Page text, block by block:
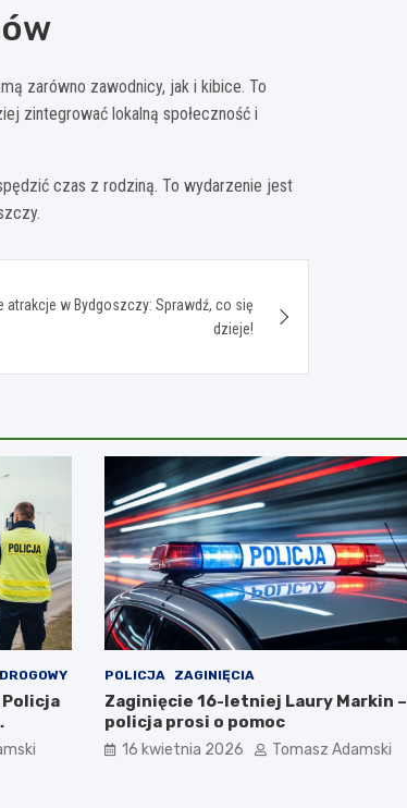
zarówno zawodnicy, jak i kibice. To
zintegrować lokalną społeczność i
czas z rodziną. To wydarzenie jest
atrakcje w Bydgoszczy: Sprawdź, co się
dzieje!
Policja
POLICJA ZAGINIĘCIA
Zaginięcie 16-letniej Laury Markin –
policja prosi o pomoc
16 kwietnia 2026 Tomasz Adamski